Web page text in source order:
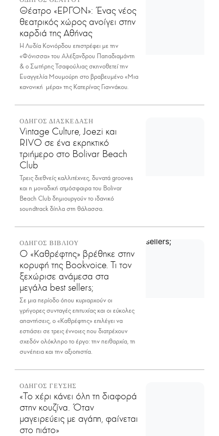
Θέατρο «ΕΡΓΟΝ»: Ένας νέος
θεατρικός χώρος ανοίγει στην
καρδιά της Αθήνας
Η Λυδία Κονιόρδου επιστρέφει με την
«Φόνισσα» του Αλέξανδρου Παπαδιαμάντη
& ο Σωτήρης Τσαφούλιας σκηνοθετεί την
Ευαγγελία Μουμούρη στο βραβευμένο «Μια
κανονική μέρα» της Κατερίνας Γιαννάκου.
ΟΔΗΓΟΣ ΔΙΑΣΚΕΔΑΣΗ
Vintage Culture, Joezi και
RIVO σε ένα εκρηκτικό
τριήμερο στο Bolivar Beach
Club
Τρεις διεθνείς καλλιτέχνες, δυνατά grooves
και η μοναδική ατμόσφαιρα του Bolivar
Beach Club δημιουργούν το ιδανικό
soundtrack δίπλα στη θάλασσα.
ΟΔΗΓΟΣ ΒΙΒΛΙΟΥ
Ο «Καθρέφτης» βρέθηκε στην
κορυφή της Bookvoice. Τι τον
ξεχώρισε ανάμεσα στα
μεγάλα best sellers;
Σε μια περίοδο όπου κυριαρχούν οι
γρήγορες συνταγές επιτυχίας και οι εύκολες
απαντήσεις, ο «Καθρέφτης» επιλέγει να
εστιάσει σε τρεις έννοιες που διατρέχουν
σχεδόν ολόκληρο το έργο: την πειθαρχία, τη
συνέπεια και την αξιοπιστία.
ΟΔΗΓΟΣ ΓΕΥΣΗΣ
«Το χέρι κάνει όλη τη διαφορά
στην κουζίνα. Όταν
μαγειρεύεις με αγάπη, φαίνεται
στο πιάτο»